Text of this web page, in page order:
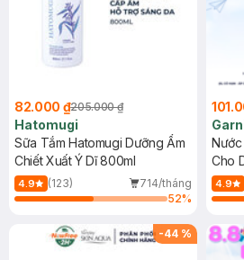
82.000 ₫205.000 ₫
Hatomugi
Sữa Tắm Hatomugi Dưỡng Ẩm
Chiết Xuất Ý Dĩ 800ml
4.9 (123)
714/tháng
52%
Nước
Cho
(Mới)
4.9
-44 %